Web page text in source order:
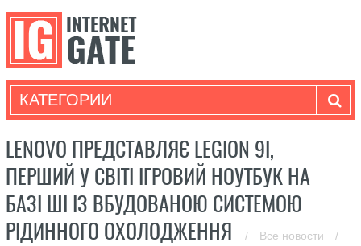
КАТЕГОРИИ
LENOVO ПРЕДСТАВЛЯЄ LEGION 9I,
ПЕРШИЙ У СВІТІ ІГРОВИЙ НОУТБУК НА
БАЗІ ШІ ІЗ ВБУДОВАНОЮ СИСТЕМОЮ
РІДИННОГО ОХОЛОДЖЕННЯ
/ Все новости /